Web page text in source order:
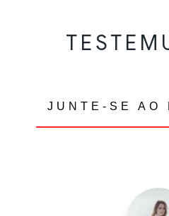
JUNTE-SE AO